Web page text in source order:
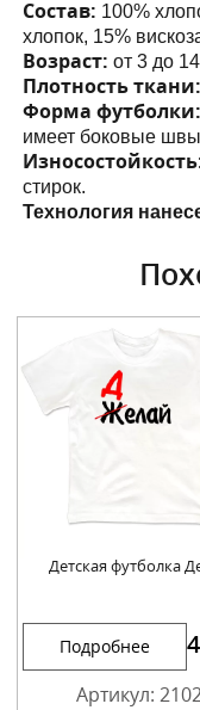
Состав: 100%
хлопок, 15%
Возраст: от 3 до 14
Плотность ткани:
Форма футболки:
имеет боковые
стирок.
Технология
Детская футболка
Подробнее
Артикул: